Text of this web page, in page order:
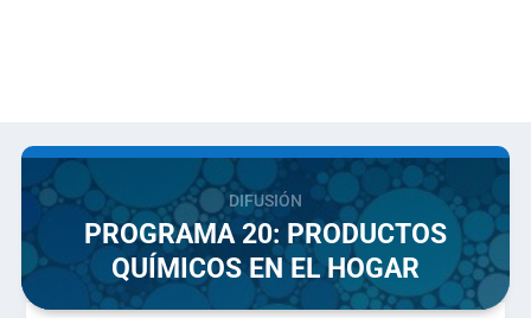
DIFUSIÓN
PROGRAMA 20: PRODUCTOS
QUÍMICOS EN EL HOGAR